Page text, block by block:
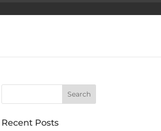
Recent Posts